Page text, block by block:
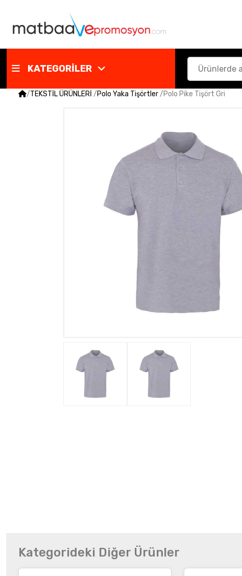
KATEGORİLER
/TEKSTİL ÜRÜNLERİ /Polo Yaka Tişörtler/Polo Pike Tişört Gri
Kategorideki Diğer Ürünler